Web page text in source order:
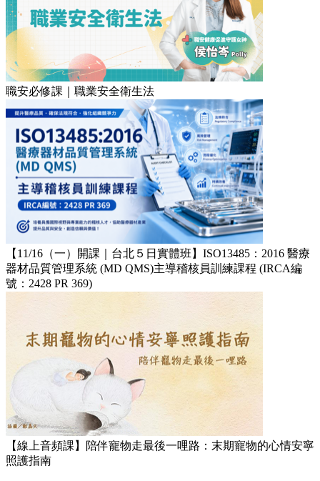
職安必修課｜職業安全衛生法
【11/16（一）開課｜台北５日實體班】ISO13485：2016 醫療
器材品質管理系統 (MD QMS)主導稽核員訓練課程 (IRCA編
號：2428 PR 369)
【線上音頻課】陪伴寵物走最後一哩路：末期寵物的心情安寧
照護指南